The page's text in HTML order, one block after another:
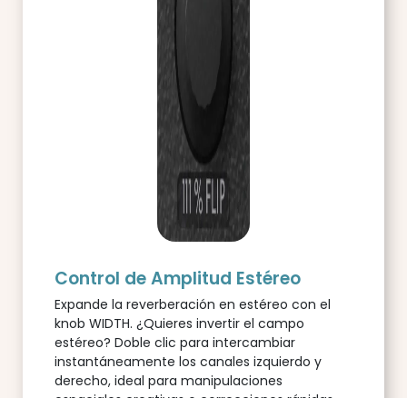
Control de Amplitud Estéreo
Expande la reverberación en estéreo con el
knob WIDTH. ¿Quieres invertir el campo
estéreo? Doble clic para intercambiar
instantáneamente los canales izquierdo y
derecho, ideal para manipulaciones